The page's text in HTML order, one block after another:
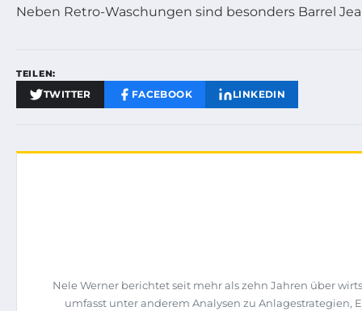
Neben Retro-Waschungen sind besonders Barrel
TEILEN:
TWITTER FACEBOOK LINKEDIN
Nele Werner berichtet seit mehr als zehn Jahren über
umfasst unter anderem Analysen zu